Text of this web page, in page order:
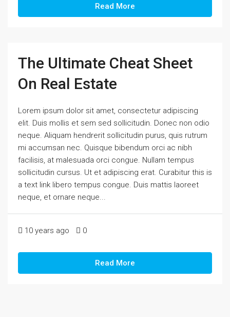
Read More
The Ultimate Cheat Sheet
On Real Estate
Lorem ipsum dolor sit amet, consectetur adipiscing
elit. Duis mollis et sem sed sollicitudin. Donec non odio
neque. Aliquam hendrerit sollicitudin purus, quis rutrum
mi accumsan nec. Quisque bibendum orci ac nibh
facilisis, at malesuada orci congue. Nullam tempus
sollicitudin cursus. Ut et adipiscing erat. Curabitur this is
a text link libero tempus congue. Duis mattis laoreet
neque, et ornare neque...
10 years ago 0
Read More